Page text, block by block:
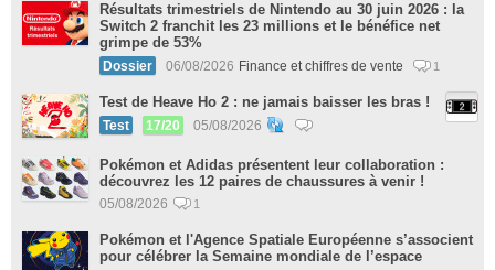
Résultats trimestriels de Nintendo au 30 juin 2026 : la
Switch 2 franchit les 23 millions et le bénéfice net
grimpe de 53%
Dossier 06/08/2026 Finance et chiffres de vente 1
Test de Heave Ho 2 : ne jamais baisser les bras !
Test 17/20 05/08/2026
Pokémon et Adidas présentent leur collaboration :
découvrez les 12 paires de chaussures à venir !
05/08/2026 1
Pokémon et l'Agence Spatiale Européenne s’associent
pour célébrer la Semaine mondiale de l’espace